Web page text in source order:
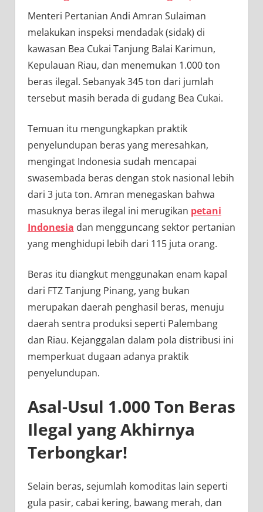
Menteri Pertanian Andi Amran Sulaiman
melakukan inspeksi mendadak (sidak) di
kawasan Bea Cukai Tanjung Balai Karimun,
Kepulauan Riau, dan menemukan 1.000 ton
beras ilegal. Sebanyak 345 ton dari jumlah
tersebut masih berada di gudang Bea Cukai.
Temuan itu mengungkapkan praktik
penyelundupan beras yang meresahkan,
mengingat Indonesia sudah mencapai
swasembada beras dengan stok nasional lebih
dari 3 juta ton. Amran menegaskan bahwa
masuknya beras ilegal ini merugikan petani
Indonesia dan mengguncang sektor pertanian
yang menghidupi lebih dari 115 juta orang.
Beras itu diangkut menggunakan enam kapal
dari FTZ Tanjung Pinang, yang bukan
merupakan daerah penghasil beras, menuju
daerah sentra produksi seperti Palembang
dan Riau. Kejanggalan dalam pola distribusi ini
memperkuat dugaan adanya praktik
penyelundupan.
Asal-Usul 1.000 Ton Beras
Ilegal yang Akhirnya
Terbongkar!
Selain beras, sejumlah komoditas lain seperti
gula pasir, cabai kering, bawang merah, dan